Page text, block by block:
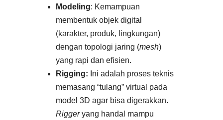
Modeling: Kemampuan
membentuk objek digital
(karakter, produk, lingkungan)
dengan topologi jaring (mesh)
yang rapi dan efisien.
Rigging: Ini adalah proses teknis
memasang “tulang” virtual pada
model 3D agar bisa digerakkan.
Riggeryang handal mampu